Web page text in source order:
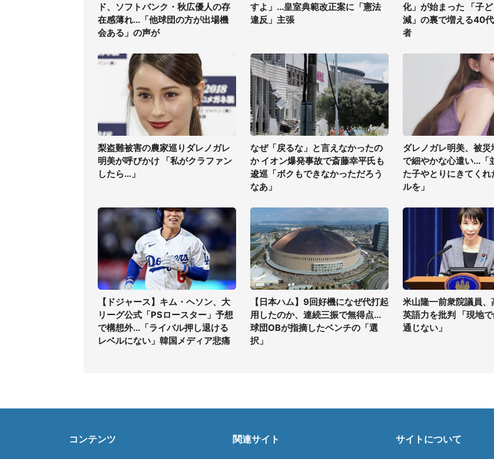
ド、ソフトバンク・秋広優人の存
在感薄れ...「他球団の方が出場機
会ある」の声が
すよ」...皇室典範改正案に「憲法
違反」主張
化」が始まった 「子
減」の裏で増える40
者
梨盗難被害の農家巡りダレノガレ
明美が呼びかけ 「私がクラファン
したら...」
なぜ「戻るな」と言えなかったの
か イオン爆発事故で斎藤幸平氏も
逡巡「ボクもできなかっただろう
なあ」
ダレノガレ明美、被災
で細やかな心遣い...「
た子やとりにきてくれ
ルを」
【ドジャース】キム・ヘソン、大
リーグ公式「PSロースター」予想
で構想外...「ライバル押し退ける
レベルにない」韓国メディア悲痛
【日本ハム】9回好機になぜ代打起
用したのか、連続三振で無得点...
球団OBが指摘したベンチの「選
択」
米山隆一前衆院議員、
英語力を批判 「現地
通じない」
コンテンツ 関連サイト サイトについて